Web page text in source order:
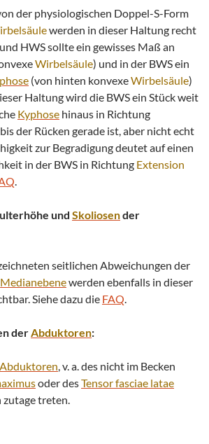
der physiologischen Doppel-S-Form
werden in dieser Haltung recht
HWS sollte ein gewisses Maß an
Wirbelsäule) und in der BWS ein
(von hinten konvexeWirbelsäule)
Haltung wird die BWS ein Stück weit
Kyphose hinaus in Richtung
der Rücken gerade ist, aber nicht echt
zur Begradigung deutet auf einen
in der BWS in Richtung Extension
.
und Skoliosender
seitlichen Abweichungen der
Medianebenewerden ebenfalls in dieser
Siehe dazu die FAQ.
derAbduktoren:
Abduktoren, v. a. des nicht im Becken
oder desTensor fasciae latae
treten.